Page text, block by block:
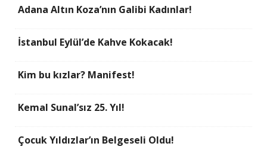
Adana Altın Koza’nın Galibi Kadınlar!
İstanbul Eylül’de Kahve Kokacak!
Kim bu kızlar? Manifest!
Kemal Sunal’sız 25. Yıl!
Çocuk Yıldızlar’ın Belgeseli Oldu!